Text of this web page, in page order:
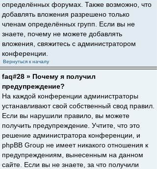
определённых форумах. Также возможно, что
добавлять вложения разрешено только
членам определённых групп. Если вы не
знаете, почему не можете добавлять
вложения, свяжитесь с администратором
конференции.
Вернуться к началу
faq#28 » Почему я получил
предупреждение?
На каждой конференции администраторы
устанавливают свой собственный свод правил.
Если вы нарушили правило, вы можете
получить предупреждение. Учтите, что это
решение администратора конференции, и
phpBB Group не имеет никакого отношения к
предупреждениям, вынесенным на данном
сайте. Если вы не знаете, за что получили